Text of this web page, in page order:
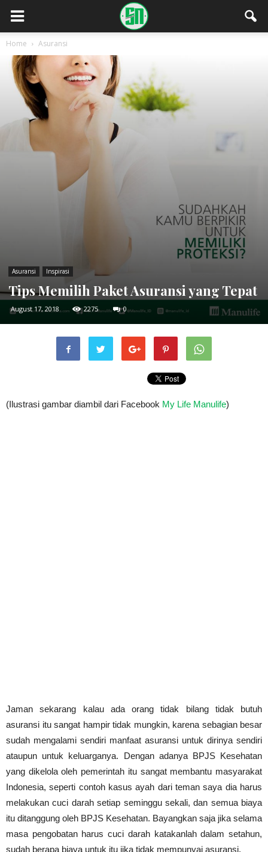
Home Asuransi
Asuransi Inspirasi
Tips Memilih Paket Asuransi yang Tepat
August 17, 2018 2275 0
(Ilustrasi gambar diambil dari Facebook My Life Manulife)
Jaman sekarang kalau ada orang tidak bilang tidak butuh
asuransi itu sangat hampir tidak mungkin, karena sebagian besar
sudah mengalami sendiri manfaat asuransi untuk dirinya sendiri
ataupun untuk keluarganya. Dengan adanya BPJS Kesehatan
yang dikelola oleh pemerintah itu sangat membantu masyarakat
Indonesia, seperti contoh kasus ayah dari teman saya dia harus
melakukan cuci darah setiap seminggu sekali, dan semua biaya
itu ditanggung oleh BPJS Kesehatan. Bayangkan saja jika selama
masa pengobatan harus cuci darah katakanlah dalam setahun,
sudah berapa biaya untuk itu jika tidak mempunyai asuransi.